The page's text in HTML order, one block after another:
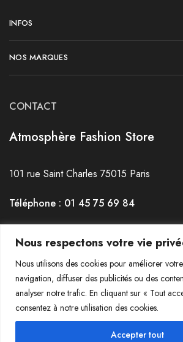
Nous respectons votre vie
Nous utilisons des cookies pour améliorer
navigation, diffuser des publicités ou des
analyser notre trafic. En cliquant sur « Tout
consentez à notre utilisation des cookies.
Accepter tout
INFOS
NOS MARQUES
CONTACT
Atmosphère Fashion Store
101 rue Saint Charles 75015 Paris
Téléphone : 01 45 75 69 84
Horaires : du mardi au Samedi de